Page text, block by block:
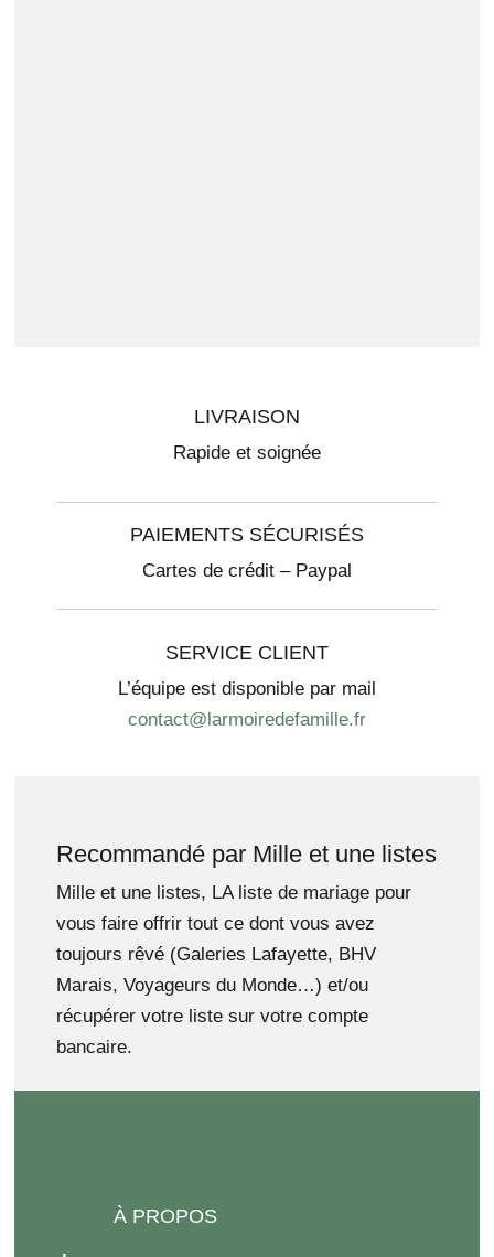
LIVRAISON
Rapide et soignée
PAIEMENTS SÉCURISÉS
Cartes de crédit – Paypal
SERVICE CLIENT
L’équipe est disponible par mail
contact@larmoiredefamille.fr
Recommandé par Mille et une listes
Mille et une listes, LA liste de mariage pour
vous faire offrir tout ce dont vous avez
toujours rêvé (Galeries Lafayette, BHV
Marais, Voyageurs du Monde…) et/ou
récupérer votre liste sur votre compte
bancaire.
À PROPOS